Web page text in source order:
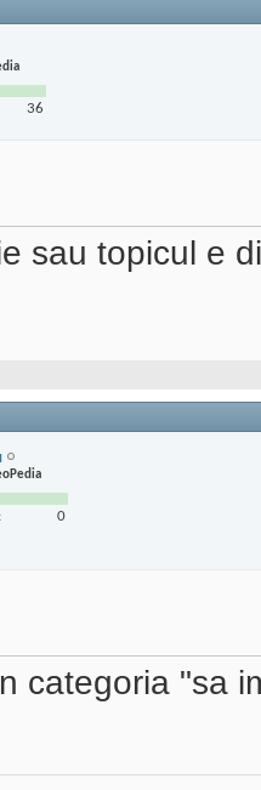
36
sau topicul e
0
categoria "sa